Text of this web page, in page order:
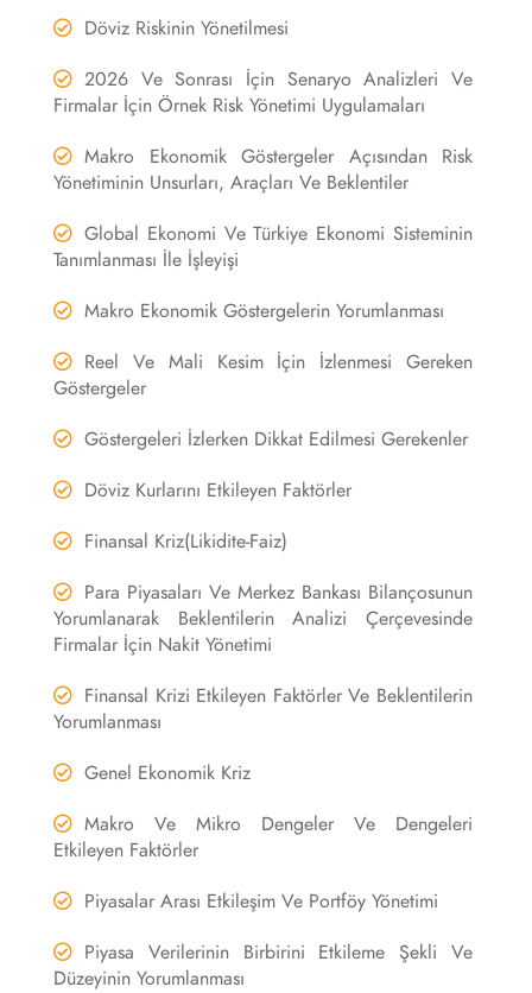
Döviz Riskinin Yönetilmesi
2026 Ve Sonrası İçin Senaryo Analizleri Ve
Firmalar İçin Örnek Risk Yönetimi Uygulamaları
Makro Ekonomik Göstergeler Açısından Risk
Yönetiminin Unsurları, Araçları Ve Beklentiler
Global Ekonomi Ve Türkiye Ekonomi Sisteminin
Tanımlanması İle İşleyişi
Makro Ekonomik Göstergelerin Yorumlanması
Reel Ve Mali Kesim İçin İzlenmesi Gereken
Göstergeler
Göstergeleri İzlerken Dikkat Edilmesi Gerekenler
Döviz Kurlarını Etkileyen Faktörler
Finansal Kriz(Likidite-Faiz)
Para Piyasaları Ve Merkez Bankası Bilançosunun
Yorumlanarak Beklentilerin Analizi Çerçevesinde
Firmalar İçin Nakit Yönetimi
Finansal Krizi Etkileyen Faktörler Ve Beklentilerin
Yorumlanması
Genel Ekonomik Kriz
Makro Ve Mikro Dengeler Ve Dengeleri
Etkileyen Faktörler
Piyasalar Arası Etkileşim Ve Portföy Yönetimi
Piyasa Verilerinin Birbirini Etkileme Şekli Ve
Düzeyinin Yorumlanması